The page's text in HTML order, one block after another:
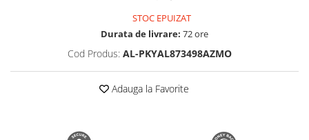
STOC EPUIZAT
Durata de livrare: 72 ore
Cod Produs: AL-PKYAL873498AZMO
Adauga la Favorite